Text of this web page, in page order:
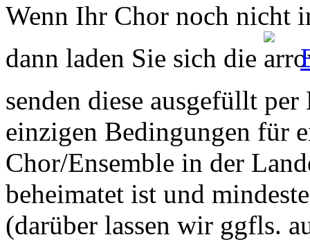
Wenn Ihr Chor noch nicht
dann laden Sie sich die
senden diese ausgefüllt
einzigen Bedingungen für
Chor/Ensemble in der
beheimatet ist und
(darüber lassen wir ggfls.